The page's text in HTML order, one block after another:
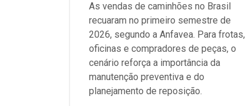
As vendas de caminhões no Brasil
recuaram no primeiro semestre de
2026, segundo a Anfavea. Para frotas,
oficinas e compradores de peças, o
cenário reforça a importância da
manutenção preventiva e do
planejamento de reposição.